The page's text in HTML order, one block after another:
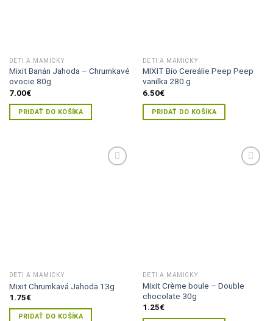
DETI A MAMIČKY
Mixit Banán Jahoda – Chrumkavé
ovocie 80g
7.00€
PRIDAŤ DO KOŠÍKA
DETI A MAMIČKY
MIXIT Bio Cereálie Peep Peep
vanilka 280 g
6.50€
PRIDAŤ DO KOŠÍKA
DETI A MAMIČKY
Mixit Chrumkavá Jahoda 13g
1.75€
PRIDAŤ DO KOŠÍKA
DETI A MAMIČKY
Mixit Crème boule – Double
chocolate 30g
1.25€